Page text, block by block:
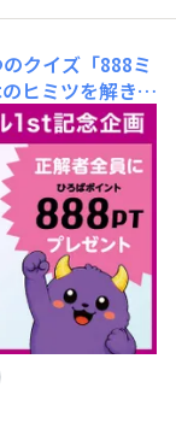
クイズ「888ミ
ヒミツを解き明
事務局です🙌
オンモバイル
です！🕵️✨みな
そして、イオン
ューアル1周年
日に